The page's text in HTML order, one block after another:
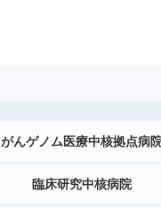
がんゲノム医療中核拠点病
臨床研究中核病院